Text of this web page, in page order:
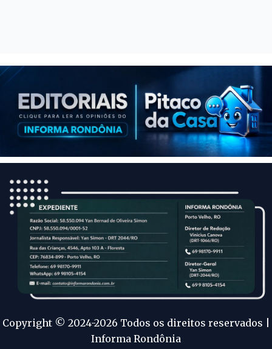
Copyright © 2024-2026 Todos os direitos reservados |
Informa Rondônia